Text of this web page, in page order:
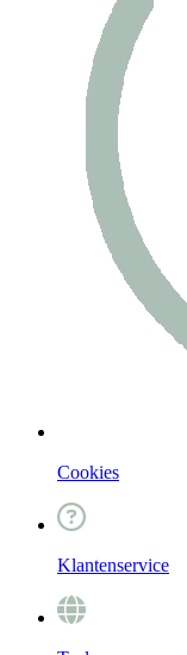
Cookies
Klantenservice